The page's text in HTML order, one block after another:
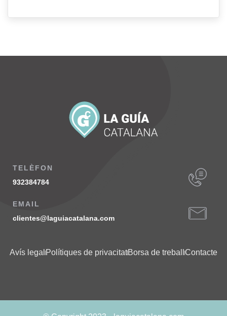
TELÈFON
932384784
EMAIL
clientes@laguiacatalana.com
Avís legal Polítiques de privacitatBorsa de treball Contacte